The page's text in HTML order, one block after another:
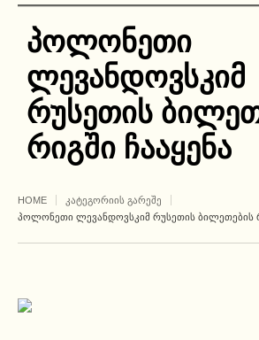
პოლონეთი
ლევანდოვსკიმ
რუსეთის
რიგში ჩააყენა
HOME
ᲙᲐᲢᲔᲒᲝᲠᲘᲘᲡ ᲒᲐᲠᲔᲨᲔ
ᲞᲝᲚᲝᲜᲔᲗᲘ ᲚᲔᲕᲐᲜᲓᲝᲕᲡᲙᲘᲛ ᲠᲣᲡᲔᲗᲘᲡ ᲑᲘᲚᲔᲗᲔᲑᲘᲡ